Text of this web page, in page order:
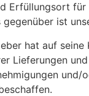
Erfüllungsort
ist
hat auf seine
Lieferungen
und/